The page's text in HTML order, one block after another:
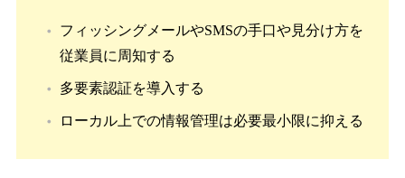
フィッシングメールやSMSの手口や見分け方を
従業員に周知する
多要素認証を導入する
ローカル上での情報管理は必要最小限に抑える